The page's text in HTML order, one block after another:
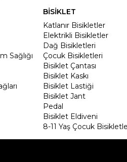
Sağlığı
BİSİKLET
Katlanır Bisikletler
Elektrikli Bisikletler
Dağ Bisikletleri
Çocuk Bisikletleri
Bisiklet Çantası
Bisiklet Kaskı
Bisiklet Lastiği
Bisiklet Jant
Pedal
Bisiklet Eldiveni
8-11 Yaş Çocuk